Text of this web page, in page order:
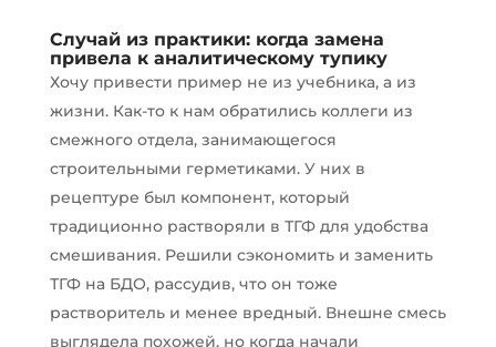
Случай из практики: когда замена
привела к аналитическому тупику
Хочу привести пример не из учебника, а из
жизни. Как-то к нам обратились коллеги из
смежного отдела, занимающегося
строительными герметиками. У них в
рецептуре был компонент, который
традиционно растворяли в ТГФ для удобства
смешивания. Решили сэкономить и заменить
ТГФ на БДО, рассудив, что он тоже
растворитель и менее вредный. Внешне смесь
выглядела похожей, но когда начали